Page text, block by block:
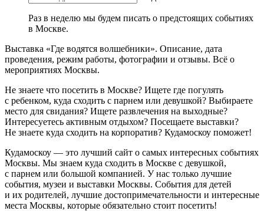
Раз в неделю мы будем писать о предстоящих событиях
в Москве.
Выставка «Где водятся волшебники». Описание, дата
проведения, режим работы, фотографии и отзывы. Всё о
мероприятиях Москвы.
Не знаете что посетить в Москве? Ищете где погулять
с ребенком, куда сходить с парнем или девушкой? Выбираете
место для свидания? Ищете развлечения на выходные?
Интересуетесь активным отдыхом? Посещаете выставки?
Не знаете куда сходить на корпоратив? Кудамоскоу поможет!
Кудамоскоу — это лучший сайт о самых интересных событиях
Москвы. Мы знаем куда сходить в Москве с девушкой,
с парнем или большой компанией. У нас только лучшие
события, музеи и выставки Москвы. События для детей
и их родителей, лучшие достопримечательности и интересные
места Москвы, которые обязательно стоит посетить!